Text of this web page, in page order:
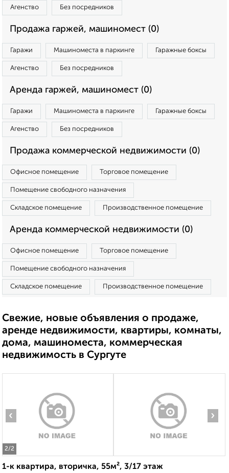
Агенство Без посредников
Продажа гаржей, машиномест (0)
Гаражи Машиноместа в паркинге Гаражные боксы
Агенство Без посредников
Аренда гаржей, машиномест (0)
Гаражи Машиноместа в паркинге Гаражные боксы
Агенство Без посредников
Продажа коммерческой недвижимости (0)
Офисное помещение Торговое помещение
Помещение свободного назначения
Складское помещение Производственное помещение
Аренда коммерческой недвижимости (0)
Офисное помещение Торговое помещение
Помещение свободного назначения
Складское помещение Производственное помещение
Свежие, новые объявления о продаже,
аренде недвижимости, квартиры, комнаты,
дома, машиноместа, коммерческая
недвижимость в Сургуте
2/2
‹ ›
1-к квартира, вторичка, 55м², 3/17 этаж